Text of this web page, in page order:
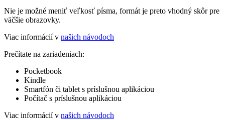
Nie je možné meniť veľkosť písma, formát je preto vhodný skôr pre
väčšie obrazovky.
Viac informácií v našich návodoch
Prečítate na zariadeniach:
Pocketbook
Kindle
Smartfón či tablet s príslušnou aplikáciou
Počítač s príslušnou aplikáciou
Viac informácií v našich návodoch